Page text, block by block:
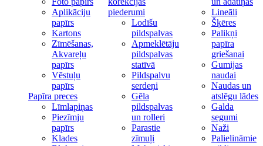
Aplikāciju
papīrs
Kartons
Zīmēšanas,
Akvareļu
papīrs
Vēstuļu
papīrs
Papīra preces
Līmlapiņas
Piezīmju
papīrs
Klades
piederumi
Lodīšu
pildspalvas
Apmeklētāju
pildspalvas
statīvā
Pildspalvu
serdeņi
Gēla
pildspalvas
un rolleri
Parastie
zīmuļi
Lineāli
Šķēres
Palikņi
papīra
griešanai
Gumijas
naudai
Naudas un
atslēgu lādes
Galda
segumi
Naži
Palielināmie